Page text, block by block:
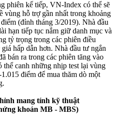
phiên kế tiếp, VN-Index có thể sẽ
vùng hỗ trợ gần nhất trong khoảng
(đỉnh tháng 3/2019). Nhà đầu
hạn tiếp tục nắm giữ danh mục và
tỷ trọng trong các phiên điều
hấp dẫn hơn. Nhà đầu tư ngắn
bán ra trong các phiên tăng vào
thể canh những nhịp test lại vùng
điểm để mua thăm dò một
mang tính kỹ thuật
khoán MB - MBS)